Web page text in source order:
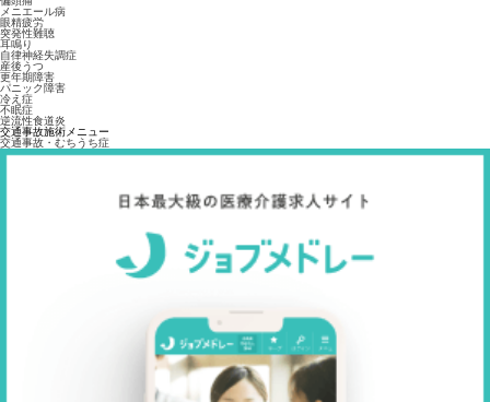
メニエール病
眼精疲労
突発性難聴
耳鳴り
自律神経失調症
産後うつ
更年期障害
パニック障害
冷え症
不眠症
逆流性食道炎
交通事故施術メニュー
交通事故・むちうち症